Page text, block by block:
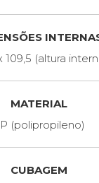
109,5 (altura
MATERIAL
(polipropileno)
CUBAGEM